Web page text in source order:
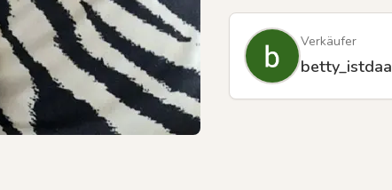
Verkäufer
betty_istdaa